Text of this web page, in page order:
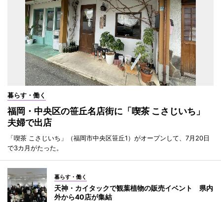
暮らす・働く
福岡・中央区の笹丘名店街に「喫茶 こさじいち」
夫婦で出店
「喫茶 こさじいち」（福岡市中央区笹丘1）がオープンして、7月20日
で3カ月がたった。
暮らす・働く
天神・カイタックで観葉植物の販売イベント 県内
外から40店が集結